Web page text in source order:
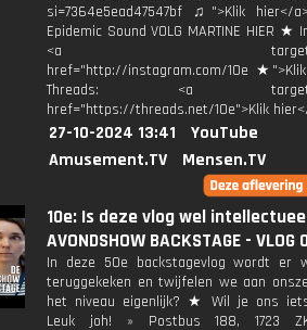
si=7364e5ead47547bf ♫">Klik hier</
Epidemic Sound VOLG MARTINE HIER ★
<a
href="http://instagram.com/10e
Threads: <a
href="https://threads.net/10e">Klik
27-10-2024 13:41
YouTube
Amusement.TV
Mensen.TV
10e: Is deze vlog wel
AVONDSHOW BACKSTAGE - VLOG
In deze 50e backstagevlog wordt er
teruggekeken en twijfelen we aan
het niveau eigenlijk? ★ Wil je ons
Leuk joh! » Postbus 188, 1723